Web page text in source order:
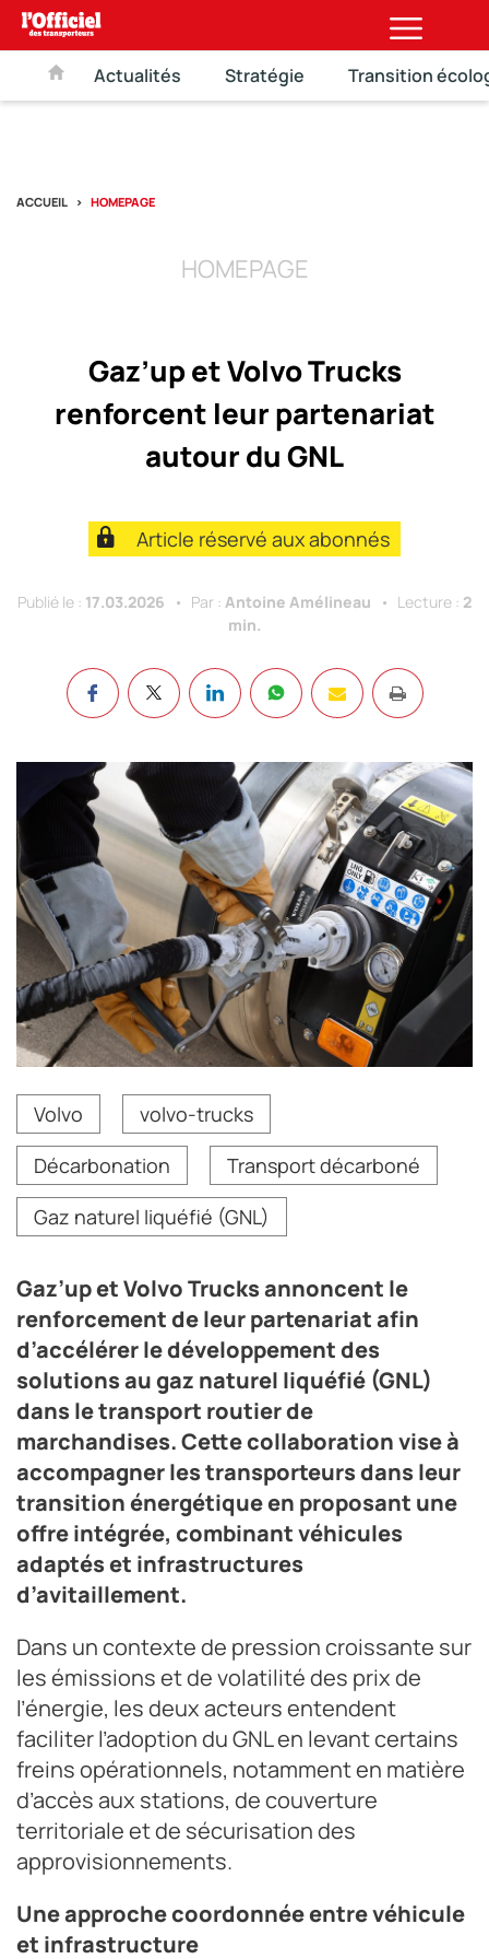
Actualités Stratégie Transition
ACCUEIL HOMEPAGE
HOMEPAGE
Gaz’up et Volvo Trucks
renforcent leur partenariat
autour du GNL
Article réservé aux abonnés
Publié le : 17.03.2026 Par : Antoine Amélineau Lecture : 2
min.
Gaz’up et Volvo Trucks annoncent le renforcement de
leur partenariat afin d’accélérer le développement des
solutions au gaz naturel liquéfié (GNL) dans le
transport routier de marchandises. Cette collaboration
vise à accompagner les transporteurs dans leur
transition énergétique en proposant une offre
intégrée, combinant véhicules adaptés et
Crédit photo Volvo Trucks France
Volvo
volvo-trucks
Décarbonation
Transport décarboné
Gaz naturel liquéfié (GNL)
Gaz’up et Volvo Trucks annoncent le
renforcement de leur partenariat afin
d’accélérer le développement des
solutions au gaz naturel liquéfié (GNL)
dans le transport routier de
marchandises. Cette collaboration vise à
accompagner les transporteurs dans leur
transition énergétique en proposant une
offre intégrée, combinant véhicules
adaptés et infrastructures
d’avitaillement.
Dans un contexte de pression croissante sur
les émissions et de volatilité des prix de
l’énergie, les deux acteurs entendent
faciliter l’adoption du GNL en levant certains
freins opérationnels, notamment en matière
d’accès aux stations, de couverture
territoriale et de sécurisation des
approvisionnements.
Une approche coordonnée entre véhicule
et infrastructure